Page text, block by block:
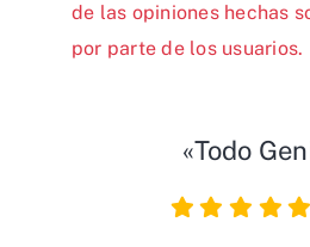
de las opiniones hechas
por parte de los usuarios.
«Todo